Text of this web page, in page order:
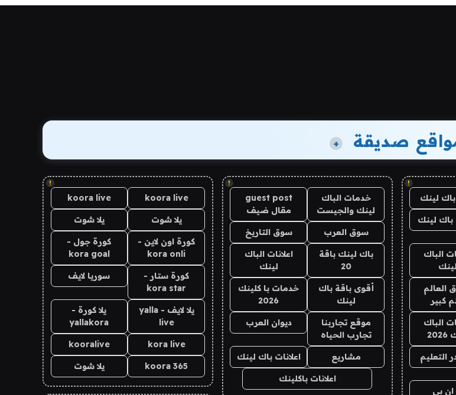
صديقة +
!
لينك
باك لينك
الباك
لينك
العالم
كبير
الباك
التعليم
ان بي
!
خدمات الباك
لينك والجيست
guest post
مقال ضيف
سوق العرب سوق التاريخ
باك لينك باقة
20
اعلانات الباك
لينك
أقوى باقة باك
لينك
خدمات با كلينك
2026
موقع تجاربنا
تجارب الحياه
ديوان العرب
مشاريع اعلانات باك لينك
اعلانات باكلينك
!
koora live
koora live
يلا شوت يلا شوت
كورة اون لاين -
kora onli
كورة جول -
kora goal
كورة ستار -
kora star
سوريا لايف
يلا لايف - yalla
live
يلا كورة -
yallakora
kora live
kooralive
koora 365 يلا شوت